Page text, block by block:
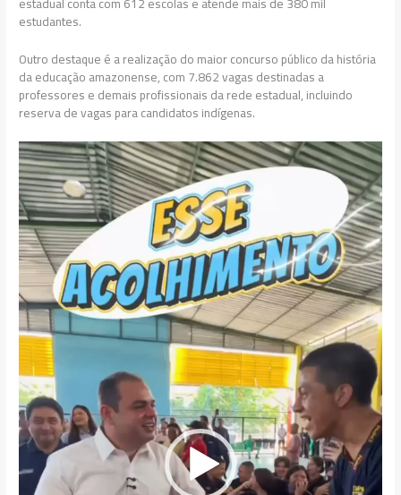
estudantes.
Outro destaque é a realização do maior concurso público da história
da educação amazonense, com 7.862 vagas destinadas a
professores e demais profissionais da rede estadual, incluindo
reserva de vagas para candidatos indígenas.
Tocador
de
vídeo